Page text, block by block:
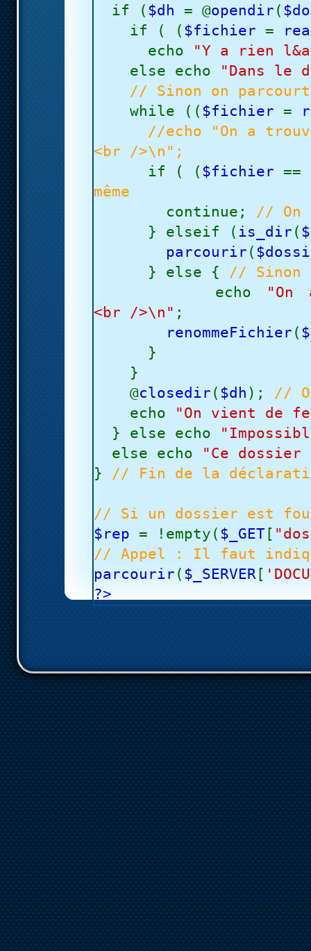
if ( $dh = @opendir (
if ( ( $fichier =
echo
"Y a rien
else echo
"Dans le
// Sinon on
while (( $fichier =
//echo "On a
<br />\n";
if ( ( $fichier ==
même
continue; // On
} elseif ( is_dir (
parcourir (
} else { // Sinon
echo
<br />\n" ;
renommeFichier (
}
}
@closedir ( $dh ); //
echo
"On vient de
} else echo
else echo
"Ce
} // Fin de la
// Si un dossier est
$rep = !empty( $_GET[
// Appel : Il faut
parcourir ( $_SERVER[
?>